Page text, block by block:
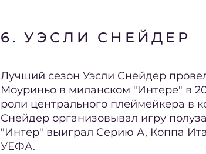
6. УЭСЛИ СНЕЙДЕР
Лучший сезон Уэсли Снейдер
Моуриньо в миланском "Интере" в
роли центрального плеймейкера в
Снейдер организовывал игру
"Интер" выиграл Серию А, Коппа
УЕФА.